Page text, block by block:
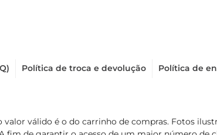
Política de troca e devolução Política de
valor válido é o do carrinho de compras. Fotos